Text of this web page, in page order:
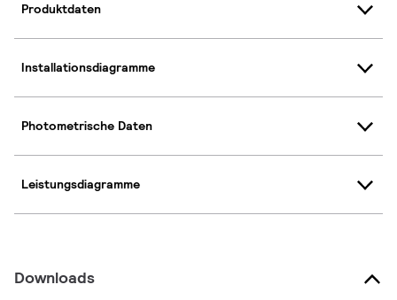
Produktdaten
Installationsdiagramme
Photometrische Daten
Leistungsdiagramme
Downloads